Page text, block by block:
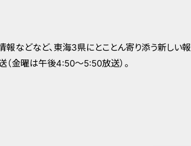
などなど、東海3県にとことん寄り添う新しい報
金曜は午後4:50～5:50放送）。